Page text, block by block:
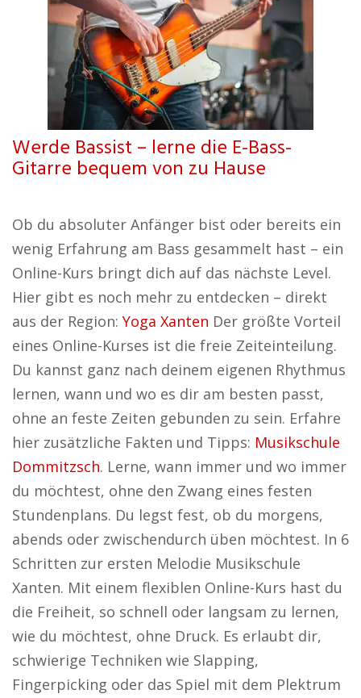
Werde Bassist – lerne die E-Bass-
Gitarre bequem von zu Hause
Ob du absoluter Anfänger bist oder bereits ein
wenig Erfahrung am Bass gesammelt hast – ein
Online-Kurs bringt dich auf das nächste Level.
Hier gibt es noch mehr zu entdecken – direkt
aus der Region: Yoga Xanten Der größte Vorteil
eines Online-Kurses ist die freie Zeiteinteilung.
Du kannst ganz nach deinem eigenen Rhythmus
lernen, wann und wo es dir am besten passt,
ohne an feste Zeiten gebunden zu sein. Erfahre
hier zusätzliche Fakten und Tipps: Musikschule
Dommitzsch. Lerne, wann immer und wo immer
du möchtest, ohne den Zwang eines festen
Stundenplans. Du legst fest, ob du morgens,
abends oder zwischendurch üben möchtest. In 6
Schritten zur ersten Melodie Musikschule
Xanten. Mit einem flexiblen Online-Kurs hast du
die Freiheit, so schnell oder langsam zu lernen,
wie du möchtest, ohne Druck. Es erlaubt dir,
schwierige Techniken wie Slapping,
Fingerpicking oder das Spiel mit dem Plektrum